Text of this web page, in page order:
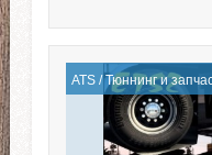
ATS/Тюннинг и